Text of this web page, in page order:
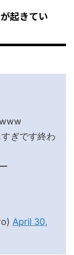
起きてい
ぎです終わ
April 30,